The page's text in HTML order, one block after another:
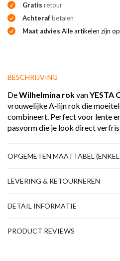
Gratis retour
Achterafbetalen
Maat advies Alle artikelen zijn
BESCHRIJVING
DeWilhelmina rokvanYESTA
vrouwelijke A‑lijn rok die
combineert. Perfect voor lente
pasvorm die je look direct
OPGEMETEN MAATTABEL
LEVERING & RETOURNEREN
DETAIL INFORMATIE
PRODUCT REVIEWS